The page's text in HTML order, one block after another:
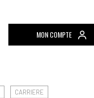
MON COMPTE
CARRIERE